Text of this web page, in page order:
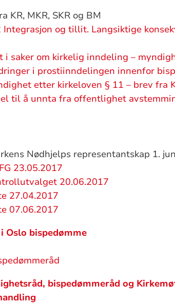
MKR, SKR og BM
og tillit. Langsiktige
i saker om kirkelig inndeling –
i prostiinndelingen innenfor
etter kirkeloven § 11 – brev fra
til å unnta fra offentlighet
Nødhjelps representantskap 1.
23.05.2017
20.06.2017
27.04.2017
07.06.2017
Oslo bispedømme
bispedømmeråd og